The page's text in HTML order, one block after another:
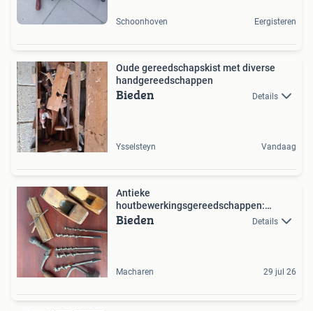
Schoonhoven Eergisteren
Oude gereedschapskist met diverse
handgereedschappen
Bieden Details
Ysselsteyn Vandaag
Antieke
houtbewerkingsgereedschappen:
schaven en boren
Bieden Details
Macharen 29 jul 26